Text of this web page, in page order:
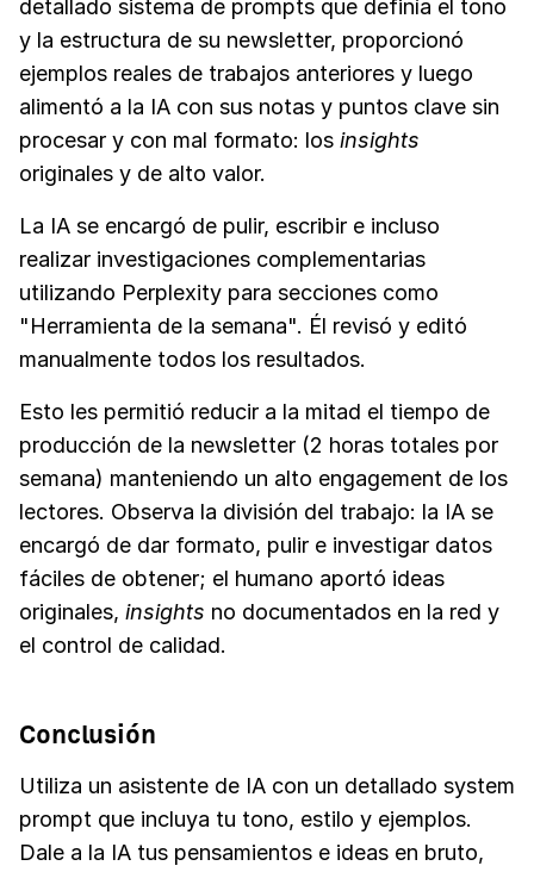
detallado sistema de prompts que definía el tono
y la estructura de su newsletter, proporcionó
ejemplos reales de trabajos anteriores y luego
alimentó a la IA con sus notas y puntos clave sin
procesar y con mal formato: los insights
originales y de alto valor.
La IA se encargó de pulir, escribir e incluso
realizar investigaciones complementarias
utilizando Perplexity para secciones como
"Herramienta de la semana". Él revisó y editó
manualmente todos los resultados.
Esto les permitió reducir a la mitad el tiempo de
producción de la newsletter (2 horas totales por
semana) manteniendo un alto engagement de los
lectores. Observa la división del trabajo: la IA se
encargó de dar formato, pulir e investigar datos
fáciles de obtener; el humano aportó ideas
originales, insights no documentados en la red y
el control de calidad.
Conclusión
Utiliza un asistente de IA con un detallado system
prompt que incluya tu tono, estilo y ejemplos.
Dale a la IA tus pensamientos e ideas en bruto,